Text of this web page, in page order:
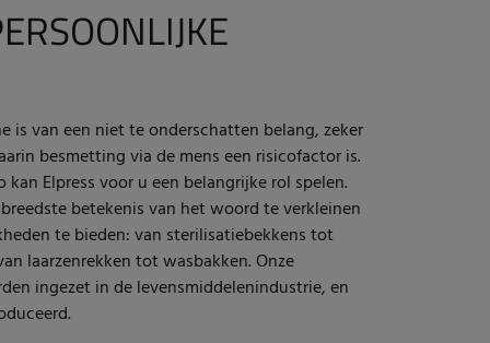
is van een niet te onderschatten belang, zeker
besmetting via de mens een risicofactor is.
Elpress voor u een belangrijke rol spelen.
betekenis van het woord te verkleinen
te bieden: van sterilisatiebekkens tot
laarzenrekken tot wasbakken. Onze
ingezet in de levensmiddelenindustrie, en